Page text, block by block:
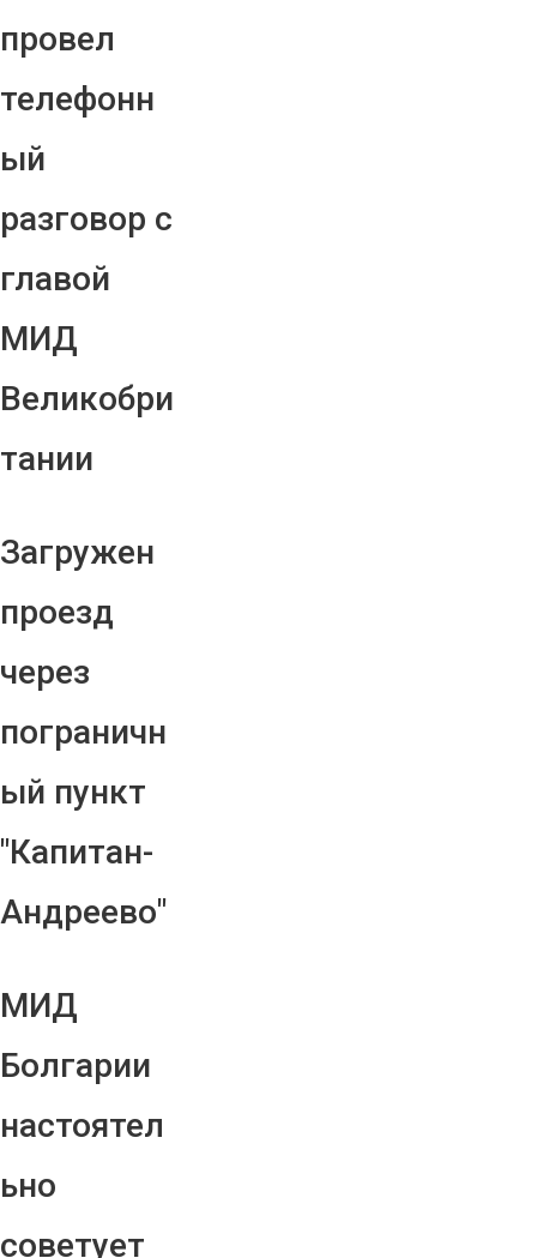
провел
телефонн
ый
разговор с
главой
МИД
Великобри
тании
Загружен
проезд
через
пограничн
ый пункт
"Капитан-
Андреево"
МИД
Болгарии
настоятел
ьно
советует